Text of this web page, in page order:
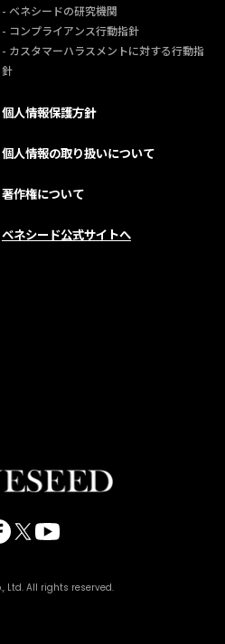
- ベネシードの研究機関
- コンプライアンス行動指針
- カスタマーハラスメントに対する行動指
針
個人情報保護方針
個人情報の取り扱いについて
著作権について
ベネシード公式サイトへ
Ltd. All rights reserved.